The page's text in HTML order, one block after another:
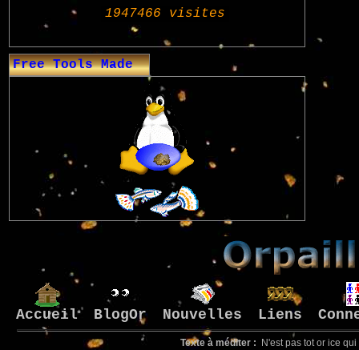
Free Tools Made
Accueil BlogOr Nouvelles Liens
Texte à méditer : N'est pas tot or ice